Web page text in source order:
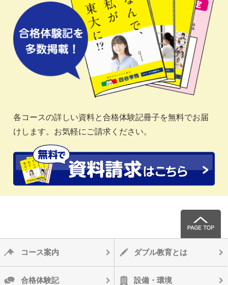
各コースの詳しい資料と合格体験記冊子を無料でお届
けします。お気軽にご請求ください。
コース案内 ダブル教育とは
合格体験記 設備・環境